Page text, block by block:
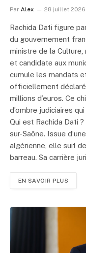
Par Alex 28 juillet 2026
Rachida Dati figure
du gouvernement
ministre de la
et candidate aux
cumule les mandats
officiellement
millions d’euros. Ce
d’ombre judiciaires
Qui est Rachida Dati
sur-Saône. Issue
algérienne, elle suit
barreau. Sa carrière
EN SAVOIR PLUS